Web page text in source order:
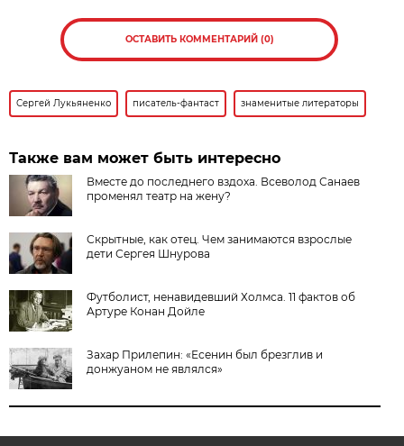
ОСТАВИТЬ КОММЕНТАРИЙ (0)
Сергей Лукьяненко писатель-фантаст знаменитые литераторы
Также вам может быть интересно
Вместе до последнего вздоха. Всеволод Санаев
променял театр на жену?
Скрытные, как отец. Чем занимаются взрослые
дети Сергея Шнурова
Футболист, ненавидевший Холмса. 11 фактов об
Артуре Конан Дойле
Захар Прилепин: «Есенин был брезглив и
донжуаном не являлся»